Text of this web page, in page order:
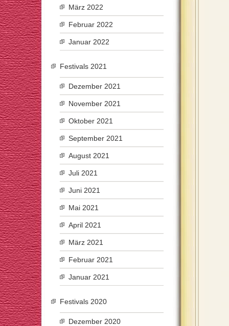
März 2022
Februar 2022
Januar 2022
Festivals 2021
Dezember 2021
November 2021
Oktober 2021
September 2021
August 2021
Juli 2021
Juni 2021
Mai 2021
April 2021
März 2021
Februar 2021
Januar 2021
Festivals 2020
Dezember 2020